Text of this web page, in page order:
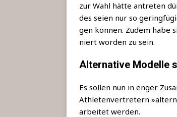
zur Wahl hät­te antre­ten
des sei­en nur so
gen kön­nen. Zudem habe
niert wor­den zu sein.
Alternative Modelle
Es sol­len nun in enger
Ath­le­ten­ver­tre­tern
ar­bei­tet werden.